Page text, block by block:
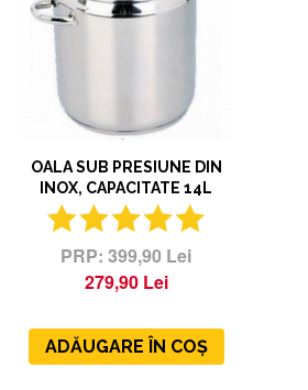
OALA SUB PRESIUNE DIN
INOX, CAPACITATE 14L
399,90 Lei
279,90 Lei
ADĂUGARE ÎN COȘ